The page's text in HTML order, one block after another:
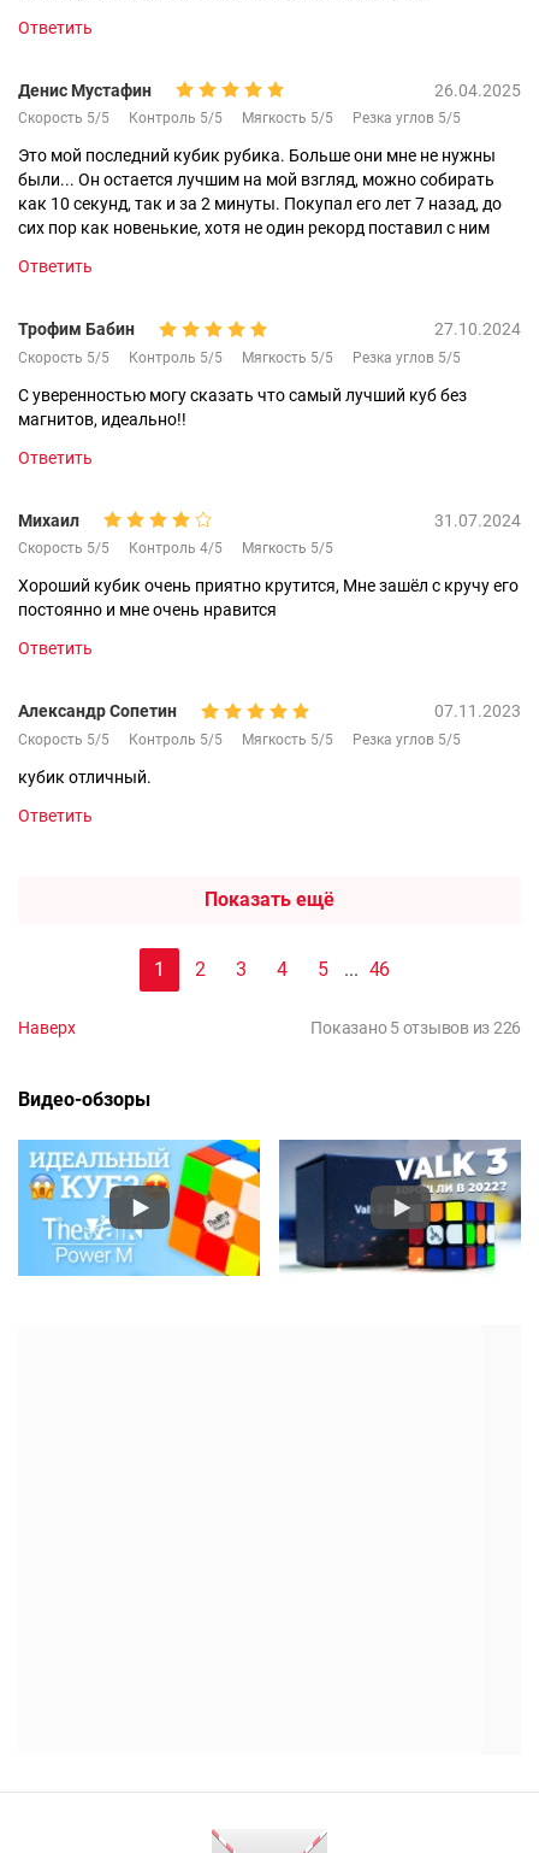
Ответить
Денис Мустафин 26.04.2025
Скорость 5/5 Контроль 5/5 Мягкость 5/5 Резка углов 5/5
Это мой последний кубик рубика. Больше они мне не нужны
были... Он остается лучшим на мой взгляд, можно собирать
как 10 секунд, так и за 2 минуты. Покупал его лет 7 назад, до
сих пор как новенькие, хотя не один рекорд поставил с ним
Ответить
Трофим Бабин 27.10.2024
Скорость 5/5 Контроль 5/5 Мягкость 5/5 Резка углов 5/5
С уверенностью могу сказать что самый лучший куб без
магнитов, идеально!!
Ответить
Михаил 31.07.2024
Скорость 5/5 Контроль 4/5 Мягкость 5/5
Хороший кубик очень приятно крутится, Мне зашёл с кручу его
постоянно и мне очень нравится
Ответить
Александр Сопетин 07.11.2023
Скорость 5/5 Контроль 5/5 Мягкость 5/5 Резка углов 5/5
кубик отличный.
Ответить
Показать ещё
1 2 3 4 5 ... 46
Наверх Показано 5 отзывов из 226
Видео-обзоры